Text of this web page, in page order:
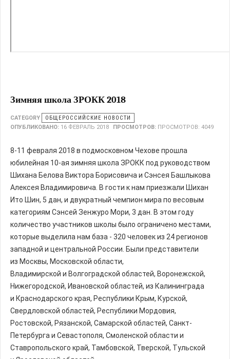
Зимняя школа ЗРОКК 2018
CATEGORY
ОБЩЕРОССИЙСКИЕ НОВОСТИ
ОПУБЛИКОВАНО: 16 ФЕВРАЛЬ 2018 ПРОСМОТРОВ: ПРОСМОТРОВ: 4049
8-11 февраля 2018 в подмосковном Чехове прошла
юбилейная 10-ая зимняя школа ЗРОКК под руководством
Шихана Белова Виктора Борисовича и Сэнсея Башлыкова
Алексея Владимировича. В гости к нам приезжали Шихан
Ито Шин, 5 дан, и двукратный чемпион мира по весовым
категориям Сэнсей Зенжуро Мори, 3 дан. В этом году
количество участников школы было ограничено местами,
которые выделила нам база - 320 человек из 24 регионов
западной и центральной России. Были представители
из Москвы, Московской области,
Владимирской и Волгоградской областей, Воронежской,
Нижегородской, Ивановской областей, из Калининграда
и Краснодарского края, Республики Крым, Курской,
Свердловской областей, Республики Мордовия,
Ростовской, Рязанской, Самарской областей, Санкт-
Петербурга и Севастополя, Смоленской области и
Ставропольского край, Тамбовской, Тверской, Тульской